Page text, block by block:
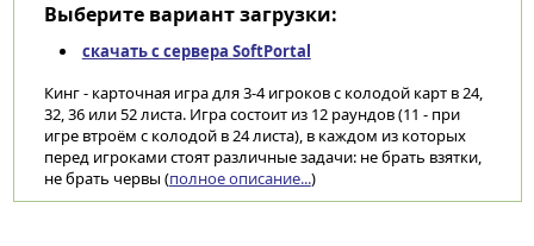
Выберите вариант загрузки:
скачать с сервера SoftPortal
Кинг - карточная игра для 3-4 игроков с колодой карт в 24,
32, 36 или 52 листа. Игра состоит из 12 раундов (11 - при
игре втроём с колодой в 24 листа), в каждом из которых
перед игроками стоят различные задачи: не брать взятки,
не брать червы (полное описание...)